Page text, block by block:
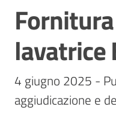
Stazioni
appaltanti
Contatti
Salta al contenuto
lavatrice
4 giugno 2025 -
aggiudicazione e